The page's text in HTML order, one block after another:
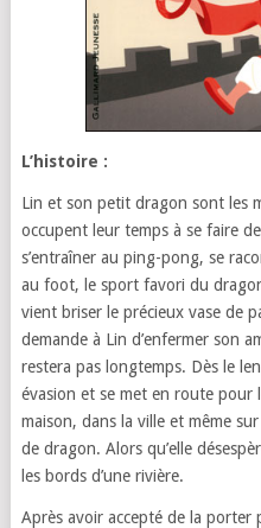
L’histoire :
Lin et son petit dragon sont les
occupent leur temps à se faire
s’entraîner au ping-pong, se
au foot, le sport favori du
vient briser le précieux vase de
demande à Lin d’enfermer son
restera pas longtemps. Dès le
évasion et se met en route pour
maison, dans la ville et même
de dragon. Alors qu’elle
les bords d’une rivière.
Après avoir accepté de la porter